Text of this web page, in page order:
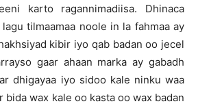
karto ragannimadiisa. Dhinaca
tilmaamaa noole in la fahmaa ay
kibir iyo qab badan oo jecel
gaar ahaan marka ay gabadh
dhigayaa iyo sidoo kale ninku waa
bida wax kale oo kasta oo wax badan